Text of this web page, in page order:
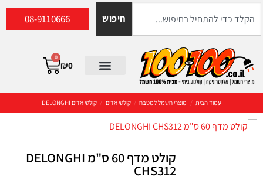
חיפוש 08-9110666
₪0
0
עמוד הבית / מוצרי חשמל למטבח / קולטי אדים / קולטי אדים DELONGHI
קולט מדף 60 ס"מ DELONGHI
CHS312